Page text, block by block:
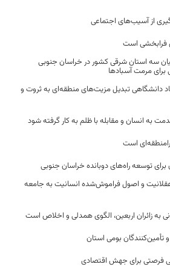
از آسیب‌های اجتماعی
فرابخشی است
سه استان شرقی کشور در خراسان جنوبی
برای مرمت آسبادها
دانشگاهی تبدیل مزیت‌های منطقه‌ای به ثروت و
به انسان و مقابله با ظلم به کار گرفته شود
است
و اصول فراموش‌شده انسانیت به جامعه
به زائران اربعین، الگوی همدلی و اخلاص است
و تأمین‌کنندگان بومی استان
فرصتی برای جهش اقتصادی